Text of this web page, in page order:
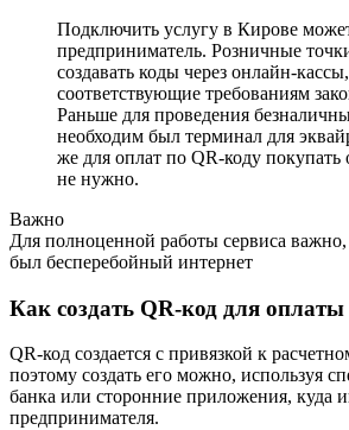
Подключить услугу в Кирове
предприниматель. Розничные
создавать коды через онлайн-кассы,
соответствующие требованиям
Раньше для проведения
необходим был терминал для
же для оплат по QR-коду покупать
не нужно.
Важно
Для полноценной работы сервиса
был бесперебойный интернет
Как создать QR-код для оплаты
QR-код создается с привязкой к
поэтому создать его можно, используя
банка или сторонние приложения, куда
предпринимателя.